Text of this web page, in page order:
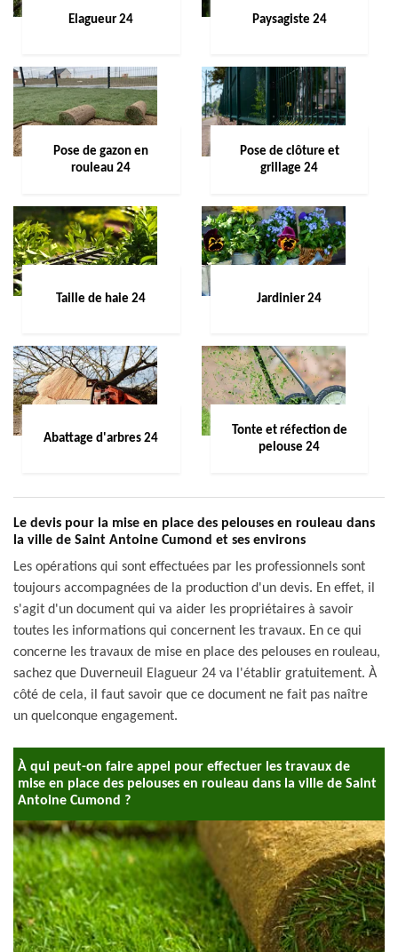
Elagueur 24 Paysagiste 24
Pose de gazon en
rouleau 24
Pose de clôture et
grillage 24
Taille de haie 24 Jardinier 24
Abattage d'arbres 24
Tonte et réfection de
pelouse 24
Le devis pour la mise en place des pelouses en rouleau dans
la ville de Saint Antoine Cumond et ses environs
Les opérations qui sont effectuées par les professionnels sont
toujours accompagnées de la production d'un devis. En effet, il
s'agit d'un document qui va aider les propriétaires à savoir
toutes les informations qui concernent les travaux. En ce qui
concerne les travaux de mise en place des pelouses en rouleau,
sachez que Duverneuil Elagueur 24 va l'établir gratuitement. À
côté de cela, il faut savoir que ce document ne fait pas naître
un quelconque engagement.
À qui peut-on faire appel pour effectuer les travaux de
mise en place des pelouses en rouleau dans la ville de Saint
Antoine Cumond ?